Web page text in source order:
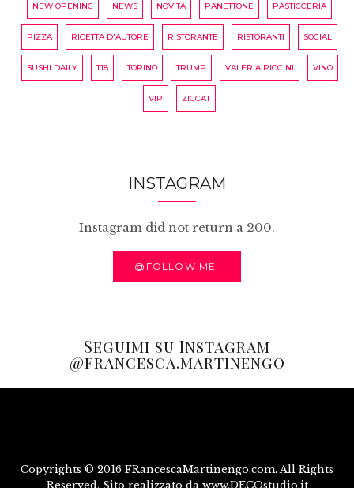
NEW OPENING NEWS NOVITÀ PANETTONE PASTICCERIA
PIZZA RICETTA D'AUTORE RISTORANTE RISTORANTI SOCIAL
SUSHI DAILY T18 TORINO TRUMP VALERIA PICCINI VINO
VIP ZICCAT
INSTAGRAM
Instagram did not return a 200.
@FOLLOW ME!
Seguimi su Instagram
@francesca.martinengo
Copyrights © 2016 FRancescaMartinengo.com. All Rights